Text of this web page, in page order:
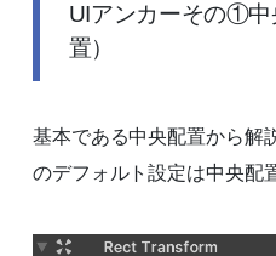
UIアンカーその①中
置）
基本である中央配置から
のデフォルト設定は中央配